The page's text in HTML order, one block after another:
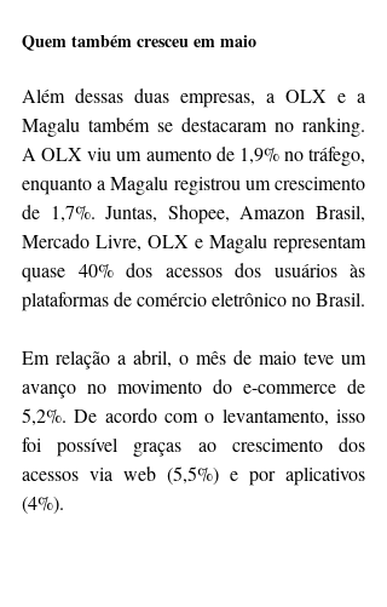
Quem também cresceu em maio
Além dessas duas empresas, a OLX e a
Magalu também se destacaram no ranking.
A OLX viu um aumento de 1,9% no tráfego,
enquanto a Magalu registrou um crescimento
de 1,7%. Juntas, Shopee, Amazon Brasil,
Mercado Livre, OLX e Magalu representam
quase 40% dos acessos dos usuários às
plataformas de comércio eletrônico no Brasil.
Em relação a abril, o mês de maio teve um
avanço no movimento do e-commerce de
5,2%. De acordo com o levantamento, isso
foi possível graças ao crescimento dos
acessos via web (5,5%) e por aplicativos
(4%).